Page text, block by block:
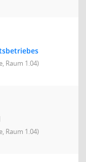
Raum 1.04)
Raum 1.04)